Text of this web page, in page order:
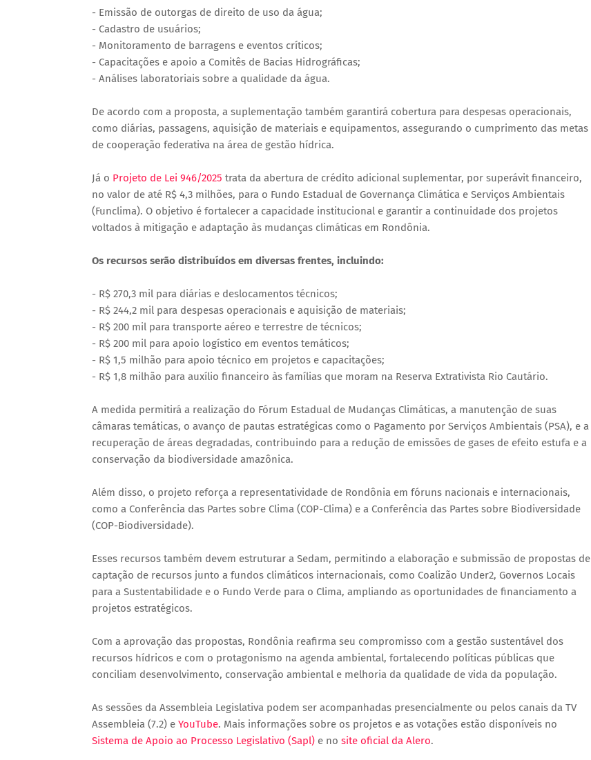
- Emissão de outorgas de direito de uso da água;
- Cadastro de usuários;
- Monitoramento de barragens e eventos críticos;
- Capacitações e apoio a Comitês de Bacias Hidrográficas;
- Análises laboratoriais sobre a qualidade da água.
De acordo com a proposta, a suplementação também garantirá cobertura para despesas operacionais,
como diárias, passagens, aquisição de materiais e equipamentos, assegurando o cumprimento das metas
de cooperação federativa na área de gestão hídrica.
Já o Projeto de Lei 946/2025 trata da abertura de crédito adicional suplementar, por superávit financeiro,
no valor de até R$ 4,3 milhões, para o Fundo Estadual de Governança Climática e Serviços Ambientais
(Funclima). O objetivo é fortalecer a capacidade institucional e garantir a continuidade dos projetos
voltados à mitigação e adaptação às mudanças climáticas em Rondônia.
Os recursos serão distribuídos em diversas frentes, incluindo:
- R$ 270,3 mil para diárias e deslocamentos técnicos;
- R$ 244,2 mil para despesas operacionais e aquisição de materiais;
- R$ 200 mil para transporte aéreo e terrestre de técnicos;
- R$ 200 mil para apoio logístico em eventos temáticos;
- R$ 1,5 milhão para apoio técnico em projetos e capacitações;
- R$ 1,8 milhão para auxílio financeiro às famílias que moram na Reserva Extrativista Rio Cautário.
A medida permitirá a realização do Fórum Estadual de Mudanças Climáticas, a manutenção de suas
câmaras temáticas, o avanço de pautas estratégicas como o Pagamento por Serviços Ambientais (PSA), e a
recuperação de áreas degradadas, contribuindo para a redução de emissões de gases de efeito estufa e a
conservação da biodiversidade amazônica.
Além disso, o projeto reforça a representatividade de Rondônia em fóruns nacionais e internacionais,
como a Conferência das Partes sobre Clima (COP-Clima) e a Conferência das Partes sobre Biodiversidade
(COP-Biodiversidade).
Esses recursos também devem estruturar a Sedam, permitindo a elaboração e submissão de propostas de
captação de recursos junto a fundos climáticos internacionais, como Coalizão Under2, Governos Locais
para a Sustentabilidade e o Fundo Verde para o Clima, ampliando as oportunidades de financiamento a
projetos estratégicos.
Com a aprovação das propostas, Rondônia reafirma seu compromisso com a gestão sustentável dos
recursos hídricos e com o protagonismo na agenda ambiental, fortalecendo políticas públicas que
conciliam desenvolvimento, conservação ambiental e melhoria da qualidade de vida da população.
As sessões da Assembleia Legislativa podem ser acompanhadas presencialmente ou pelos canais da TV
Assembleia (7.2) e YouTube. Mais informações sobre os projetos e as votações estão disponíveis no
Sistema de Apoio ao Processo Legislativo (Sapl) e no site oficial da Alero.